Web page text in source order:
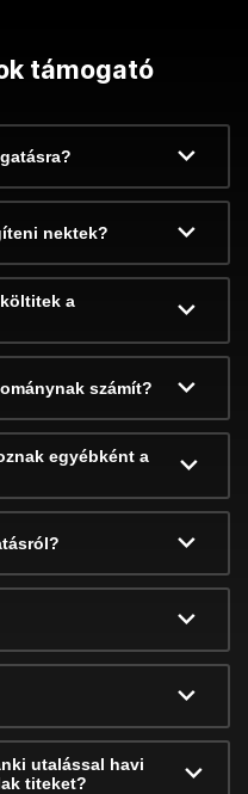
támogató
nektek?
a
számít?
egyébként a
utalással havi
titeket?